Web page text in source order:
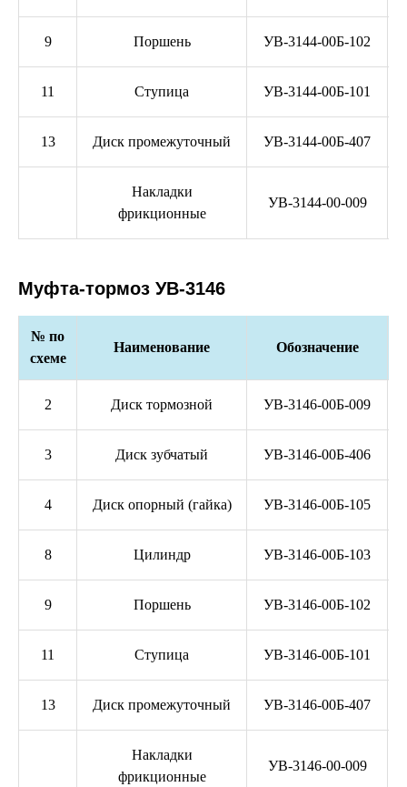
9 Поршень УВ-3144-00Б-102
11 Ступица УВ-3144-00Б-101
13 Диск промежуточный УВ-3144-00Б-407
Накладки
фрикционные
УВ-3144-00-009
Муфта-тормоз УВ-3146
№ по
схеме
Наименование Обозначение
2 Диск тормозной УВ-3146-00Б-009
3 Диск зубчатый УВ-3146-00Б-406
4 Диск опорный (гайка) УВ-3146-00Б-105
8 Цилиндр УВ-3146-00Б-103
9 Поршень УВ-3146-00Б-102
11 Ступица УВ-3146-00Б-101
13 Диск промежуточный УВ-3146-00Б-407
Накладки
фрикционные
УВ-3146-00-009